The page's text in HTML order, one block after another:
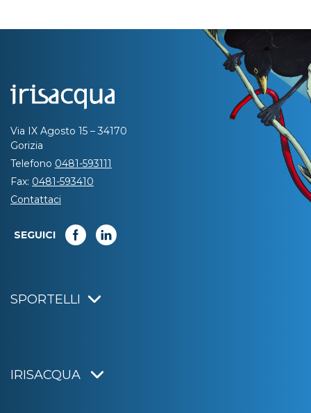
Via IX Agosto 15 – 34170
Gorizia
Telefono 0481-593111
Fax: 0481-593410
Contattaci
SEGUICI
SPORTELLI
IRISACQUA